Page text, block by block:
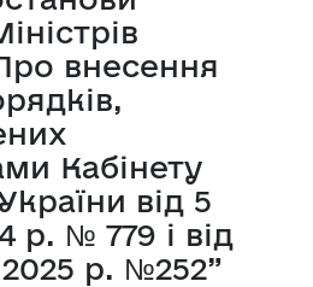
внесення
Кабінету
від 5
р. № 779 і від
р. №252”